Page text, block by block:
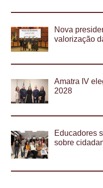
Nova
valorização
Amatra IV
2028
Educadores
sobre